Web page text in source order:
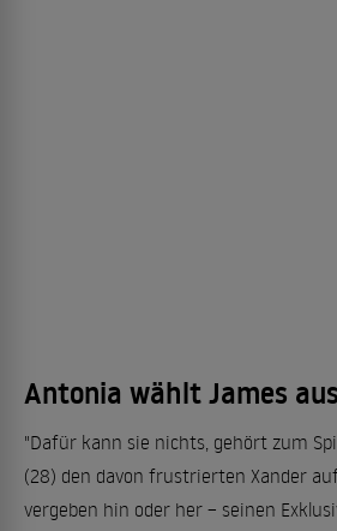
Antonia wählt James
"Dafür kann sie nichts, gehört zum
(28) den davon frustrierten Xander
vergeben hin oder her – seinen